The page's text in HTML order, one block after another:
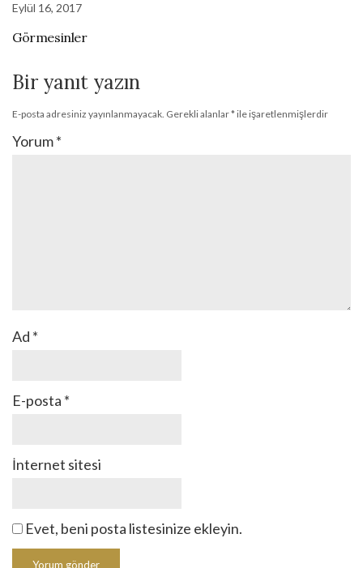
Eylül 16, 2017
Görmesinler
Bir yanıt yazın
E-posta adresiniz yayınlanmayacak. Gerekli alanlar*ile işaretlenmişlerdir
Yorum*
Ad *
E-posta *
İnternet sitesi
Evet, beni posta listesinize ekleyin.